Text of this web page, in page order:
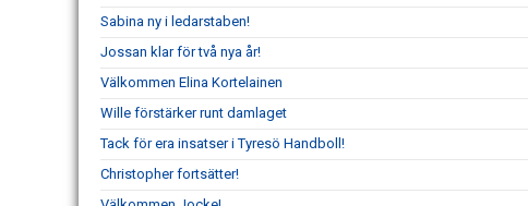
Sabina ny i ledarstaben!
Jossan klar för två nya år!
Välkommen Elina Kortelainen
Wille förstärker runt damlaget
Tack för era insatser i Tyresö Handboll!
Christopher fortsätter!